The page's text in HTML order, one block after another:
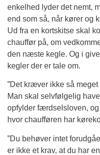
enkelhed lyder det nemt,
end som så, når kører og
Ud fra en kortskitse skal
chauffør på, om
den næste kegle. Og i
kegler der er tale om.
”Det kræver ikke så
Man skal selvfølgelig
opfylder færdselsloven,
hvor chaufføren har
”Du behøver intet
er ikke et krav, at du har